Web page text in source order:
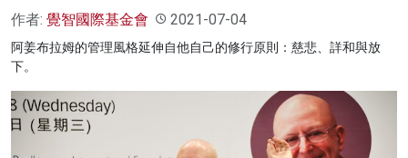
作者: 覺智國際基金會 2021-07-04
阿姜布拉姆的管理風格延伸自他自己的修行原則：慈悲、詳和與放
下。